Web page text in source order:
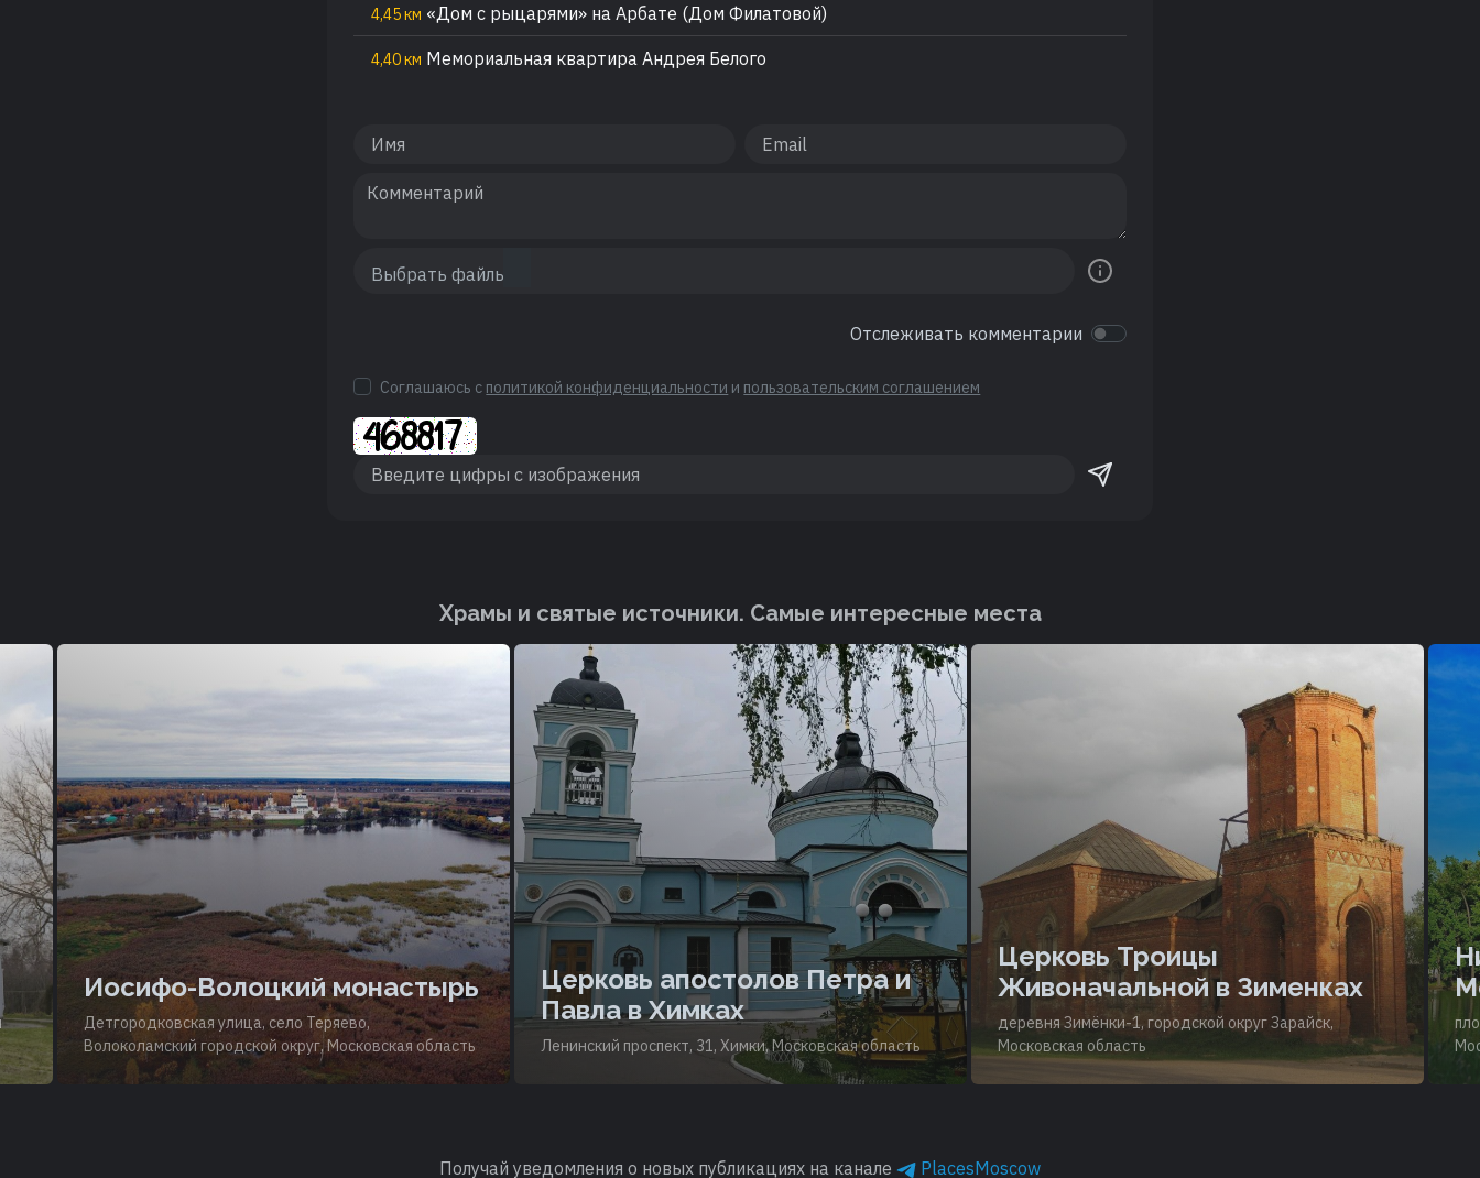
4,45 км «Дом с рыцарями» на Арбате (Дом Филатовой)
4,40 км Мемориальная квартира Андрея Белого
Отслеживать комментарии
Соглашаюсь с политикой конфиденциальности и пользовательским соглашением
Храмы и святые источники. Cамые интересные места
Иосифо-Волоцкий монастырь
Детгородковская улица, село Теряево,
Волоколамский городской округ, Московская область
Церковь апостолов Петра и
Павла в Химках
Ленинский проспект, 31, Химки, Московская область
Церковь Троицы
Живоначальной в Зименках
деревня Зимёнки-1, городской округ Зарайск,
Московская область
Получай уведомления о новых публикациях на канале PlacesMoscow